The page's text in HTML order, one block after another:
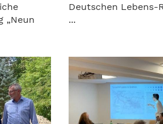
„Neun
Deutschen Lebens-
...